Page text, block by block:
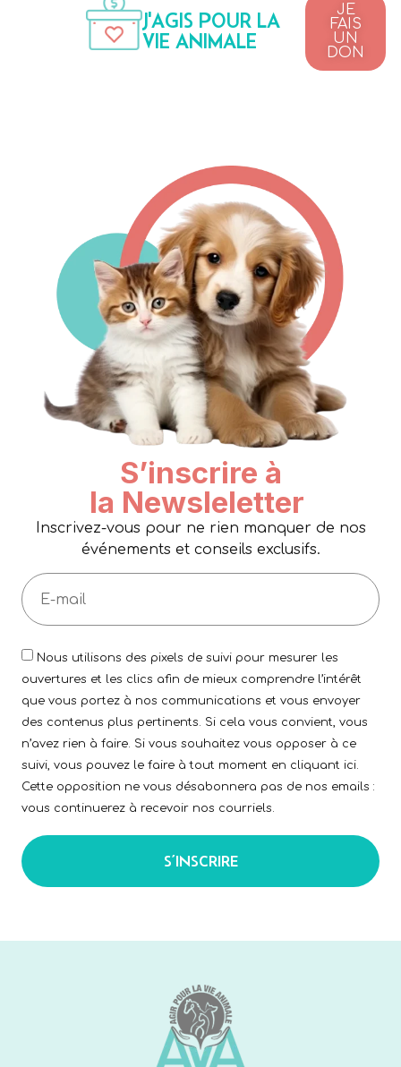
J'AGIS POUR LA
VIE ANIMALE
JE
FAIS
UN
DON
S’inscrire à
la Newsleletter
Inscrivez-vous pour ne rien manquer de nos
événements et conseils exclusifs.
Nous utilisons des pixels de suivi pour mesurer les
ouvertures et les clics afin de mieux comprendre l’intérêt
que vous portez à nos communications et vous envoyer
des contenus plus pertinents. Si cela vous convient, vous
n’avez rien à faire. Si vous souhaitez vous opposer à ce
suivi, vous pouvez le faire à tout moment en cliquant ici.
Cette opposition ne vous désabonnera pas de nos emails :
vous continuerez à recevoir nos courriels.
S’INSCRIRE